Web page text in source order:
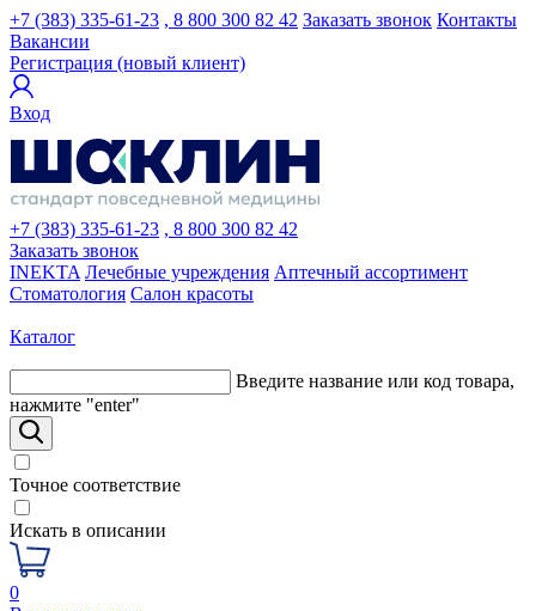
+7 (383) 335-61-23 , 8 800 300 82 42 Заказать звонок Контакты
Вакансии
Регистрация (новый клиент)
Вход
+7 (383) 335-61-23 , 8 800 300 82 42
Заказать звонок
INEKTA Лечебные учреждения Аптечный ассортимент
Стоматология Салон красоты
Каталог
Введите название или код товара,
нажмите "enter"
Точное соответствие
Искать в описании
0